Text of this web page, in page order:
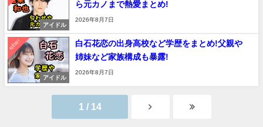
アイドル
ら元カノまで熱愛まとめ!
2026年8月7日
NEW!
アイドル
白石花恋の出身高校など学歴をまとめ!父親や
姉妹など家族構成も暴露!
2026年8月7日
1 / 14